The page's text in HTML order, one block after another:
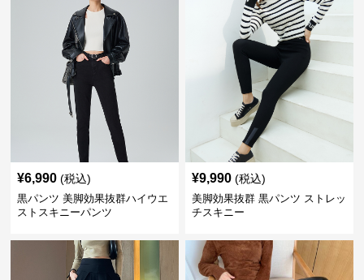
¥6,990 (税込)
黒パンツ 美脚効果抜群ハイウエ
ストスキニーパンツ
¥9,990 (税込)
美脚効果抜群 黒パンツ ストレッ
チスキニー